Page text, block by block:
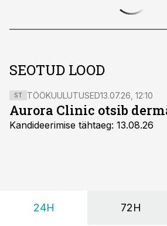
SEOTUD LOOD
ST TÖÖKUULUTUSED13.07.26, 12:10
Aurora Clinic otsib
Kandideerimise tähtaeg: 13.08.26
24H 72H